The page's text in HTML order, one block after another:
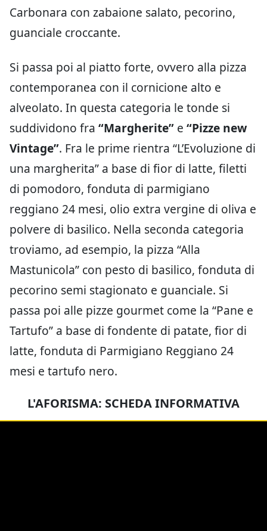
Carbonara con zabaione salato, pecorino,
guanciale croccante.
Si passa poi al piatto forte, ovvero alla pizza
contemporanea con il cornicione alto e
alveolato. In questa categoria le tonde si
suddividono fra “Margherite” e “Pizze new
Vintage”. Fra le prime rientra “L’Evoluzione di
una margherita” a base di fior di latte, filetti
di pomodoro, fonduta di parmigiano
reggiano 24 mesi, olio extra vergine di oliva e
polvere di basilico. Nella seconda categoria
troviamo, ad esempio, la pizza “Alla
Mastunicola” con pesto di basilico, fonduta di
pecorino semi stagionato e guanciale. Si
passa poi alle pizze gourmet come la “Pane e
Tartufo” a base di fondente di patate, fior di
latte, fonduta di Parmigiano Reggiano 24
mesi e tartufo nero.
L'AFORISMA: SCHEDA INFORMATIVA